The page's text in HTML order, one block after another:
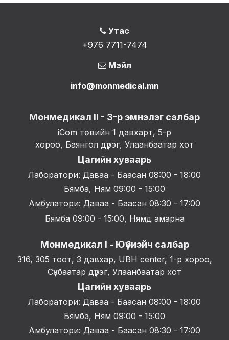
Утас
+976 7711-7474
Мэйл
info@monmedical.mn
Монмедикал II - 3-р эмнэлэг салбар
iCom төвийн 1 давхарт, 5-р
хороо, Баянгол дүүрэг, Улаанбаатар хот
Цагийн хуваарь
Лаборатори: Даваа - Баасан 08:00 - 18:00
Бямба, Ням 09:00 - 15:00
Амбулатори: Даваа - Баасан 08:30 - 17:00
Бямба 09:00 - 15:00, Нямд амарна
Монмедикал I - Юүбиэйч салбар
316, 305 тоот, 3 давхар, UBH center, 1-р хороо,
Сүхбаатар дүүрэг, Улаанбаатар хот
Цагийн хуваарь
Лаборатори: Даваа - Баасан 08:00 - 18:00
Бямба, Ням 09:00 - 15:00
Амбулатори: Даваа - Баасан 08:30 - 17:00